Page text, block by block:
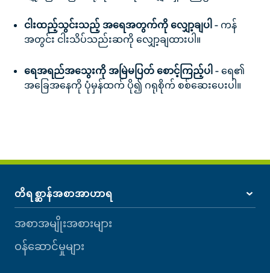
ငါးထည့်သွင်းသည့် အရေအတွက်ကို လျှော့ချပါ - ကန်
အတွင်း ငါးသိပ်သည်းဆကို လျှော့ချထားပါ။
ရေအရည်အသွေးကို အမြဲမပြတ် စောင့်ကြည့်ပါ - ရေ၏
အခြေအနေကို ပုံမှန်ထက် ပို၍ ဂရုစိုက် စစ်ဆေးပေးပါ။
တိရစ္ဆာန်အစာအာဟာရ
အစာအမျိုးအစားများ
ဝန်ဆောင်မှုများ